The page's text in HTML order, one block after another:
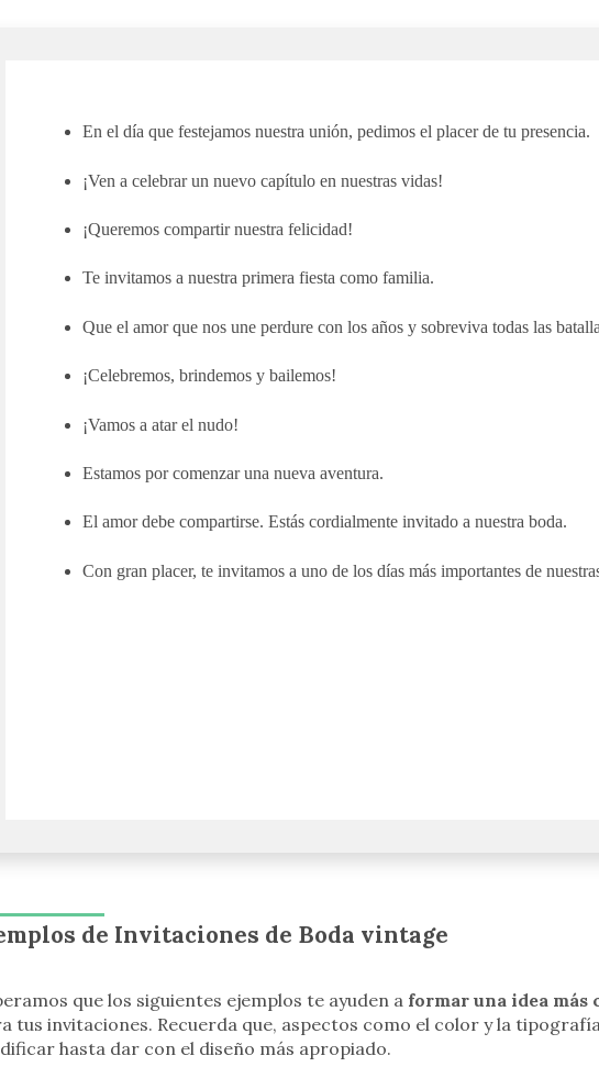
En el día que festejamos nuestra unión, pedimos el placer de tu presencia.
¡Ven a celebrar un nuevo capítulo en nuestras vidas!
¡Queremos compartir nuestra felicidad!
Te invitamos a nuestra primera fiesta como familia.
Que el amor que nos une perdure con los años y sobreviva todas las
¡Celebremos, brindemos y bailemos!
¡Vamos a atar el nudo!
Estamos por comenzar una nueva aventura.
El amor debe compartirse. Estás cordialmente invitado a nuestra boda.
Con gran placer, te invitamos a uno de los días más importantes de
de Invitaciones de Boda vintage
que los siguientes ejemplos te ayuden a formar una idea más
tus invitaciones. Recuerda que, aspectos como el color y la
hasta dar con el diseño más apropiado.